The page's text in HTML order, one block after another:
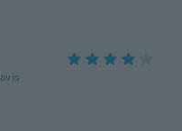
avis